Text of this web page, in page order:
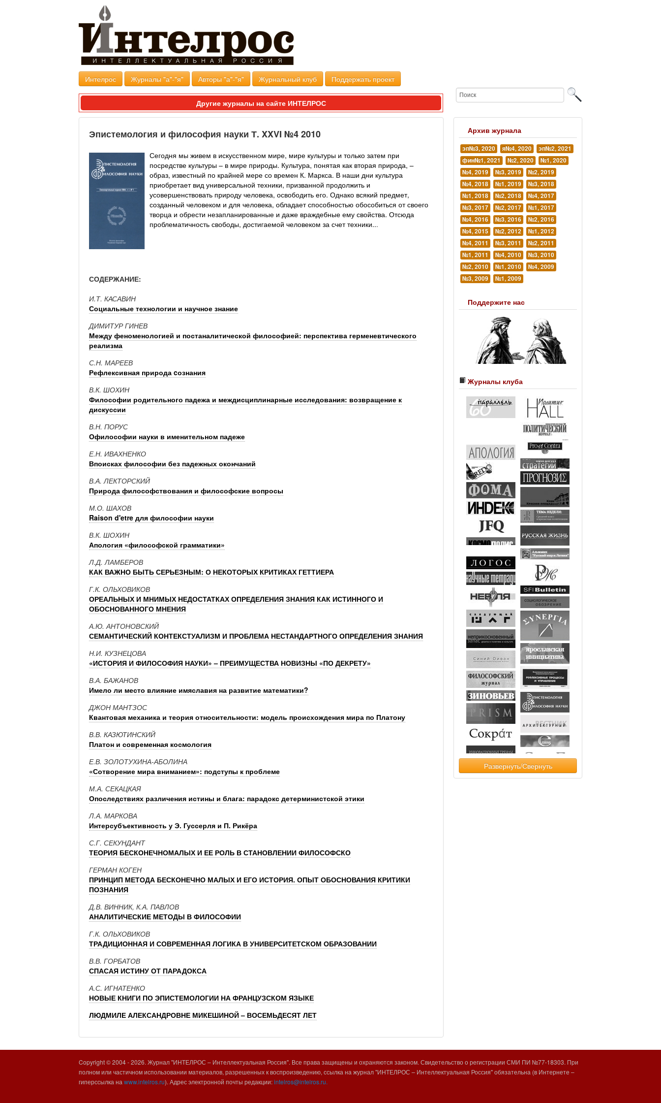
Интелрос Журналы "а"-"я" Авторы "а"-"я" Журнальный клуб Поддержать проект
Другие журналы на сайте ИНТЕЛРОС
Эпистемология и философия науки Т. XXVI №4 2010
Сегодня мы живем в искусственном мире, мире культуры и только затем при
посредстве культуры – в мире природы. Культура, понятая как вторая природа, –
образ, известный по крайней мере со времен К. Маркса. В наши дни культура
приобретает вид универсальной техники, призванной продолжить и
усовершенствовать природу человека, освободить его. Однако всякий предмет,
созданный человеком и для человека, обладает способностью обособиться от своего
творца и обрести незапланированные и даже враждебные ему свойства. Отсюда
проблематичность свободы, достигаемой человеком за счет техники...
СОДЕРЖАНИЕ:
И.Т. КАСАВИН
Социальные технологии и научное знание
ДИМИТУР ГИНЕВ
Между феноменологией и постаналитической философией: перспектива герменевтического
реализма
С.Н. МАРЕЕВ
Рефлексивная природа cознания
В.К. ШОХИН
Философии родительного падежа и междисциплинарные исследования: возвращение к
дискуссии
В.Н. ПОРУС
Офилософии науки в именительном падеже
Е.Н. ИВАХНЕНКО
Впоисках философии без падежных окончаний
В.А. ЛЕКТОРСКИЙ
Природа философствования и философские вопросы
М.О. ШАХОВ
Raison d'etre для философии науки
В.К. ШОХИН
Апология «философской грамматики»
Л.Д. ЛАМБЕРОВ
КАК ВАЖНО БЫТЬ СЕРЬЕЗНЫМ: О НЕКОТОРЫХ КРИТИКАХ ГЕТТИЕРА
Г.К. ОЛЬХОВИКОВ
ОРЕАЛЬНЫХ И МНИМЫХ НЕДОСТАТКАХ ОПРЕДЕЛЕНИЯ ЗНАНИЯ КАК ИСТИННОГО И
ОБОСНОВАННОГО МНЕНИЯ
А.Ю. АНТОНОВСКИЙ
СЕМАНТИЧЕСКИЙ КОНТЕКСТУАЛИЗМ И ПРОБЛЕМА НЕСТАНДАРТНОГО ОПРЕДЕЛЕНИЯ ЗНАНИЯ
Н.И. КУЗНЕЦОВА
«ИСТОРИЯ И ФИЛОСОФИЯ НАУКИ» – ПРЕИМУЩЕСТВА НОВИЗНЫ «ПО ДЕКРЕТУ»
В.А. БАЖАНОВ
Имело ли место влияние имяславия на развитие математики?
ДЖОН МАНТЗОС
Квантовая механика и теория относительности: модель происхождения мира по Платону
В.В. КАЗЮТИНСКИЙ
Платон и современная космология
Е.В. ЗОЛОТУХИНА-АБОЛИНА
«Сотворение мира вниманием»: подступы к проблеме
М.А. СЕКАЦКАЯ
Опоследствиях различения истины и блага: парадокс детерминистской этики
Л.А. МАРКОВА
Интерсубъективность у Э. Гуссерля и П. Рикёра
С.Г. СЕКУНДАНТ
ТЕОРИЯ БЕСКОНЕЧНОМАЛЫХ И ЕЕ РОЛЬ В СТАНОВЛЕНИИ ФИЛОСОФСКО
ГЕРМАН КОГЕН
ПРИНЦИП МЕТОДА БЕСКОНЕЧНО МАЛЫХ И ЕГО ИСТОРИЯ. ОПЫТ ОБОСНОВАНИЯ КРИТИКИ
ПОЗНАНИЯ
Д.В. ВИННИК, К.А. ПАВЛОВ
АНАЛИТИЧЕСКИЕ МЕТОДЫ В ФИЛОСОФИИ
Г.К. ОЛЬХОВИКОВ
ТРАДИЦИОННАЯ И СОВРЕМЕННАЯ ЛОГИКА В УНИВЕРСИТЕТСКОМ ОБРАЗОВАНИИ
В.В. ГОРБАТОВ
СПАСАЯ ИСТИНУ ОТ ПАРАДОКСА
А.С. ИГНАТЕНКО
НОВЫЕ КНИГИ ПО ЭПИСТЕМОЛОГИИ НА ФРАНЦУЗСКОМ ЯЗЫКЕ
ЛЮДМИЛЕ АЛЕКСАНДРОВНЕ МИКЕШИНОЙ – ВОСЕМЬДЕСЯТ ЛЕТ
Архив журнала
эп№3, 2020 я№4, 2020
эп№2, 2021
фин№1, 2021
№2, 2020
№1, 2020
№4, 2019
№3, 2019
№2, 2019
№4, 2018
№1, 2019
№3, 2018
№1, 2018
№2, 2018
№4, 2017
№3, 2017
№2, 2017
№1, 2017
№4, 2016
№3, 2016
№2, 2016
№4, 2015
№2, 2012
№1, 2012
№4, 2011
№3, 2011
№2, 2011
№1, 2011
№4, 2010
№3, 2010
№2, 2010
№1, 2010
№4, 2009
№3, 2009
№1, 2009
Поддержите нас
Журналы клуба
Развернуть/Свернуть
Copyright © 2004 -2026. Журнал "ИНТЕЛРОС – Интеллектуальная Россия". Все права защищены и охраняются законом. Свидетельство о регистрации СМИ ПИ №77-18303. При
полном или частичном использовании материалов, разрешенных к воспроизведению, ссылка на журнал "ИНТЕЛРОС – Интеллектуальная Россия" обязательна (в Интернете –
гиперссылка на www.intelros.ru). Адрес электронной почты редакции:intelros@intelros.ru.